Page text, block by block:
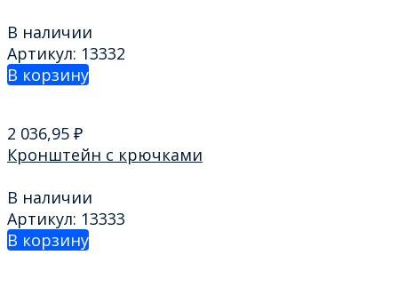
В наличии
Артикул: 13332
В корзину
2 036,95 ₽
Кронштейн с крючками
В наличии
Артикул: 13333
В корзину